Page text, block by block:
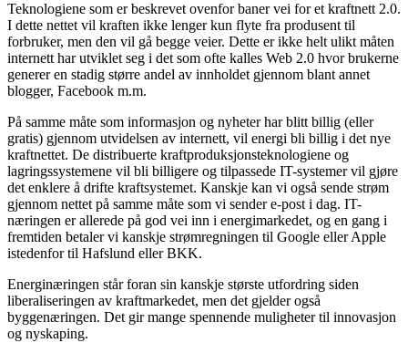
Teknologiene som er beskrevet ovenfor baner vei for et kraftnett 2.0.
I dette nettet vil kraften ikke lenger kun flyte fra produsent til
forbruker, men den vil gå begge veier. Dette er ikke helt ulikt måten
internett har utviklet seg i det som ofte kalles Web 2.0 hvor brukerne
generer en stadig større andel av innholdet gjennom blant annet
blogger, Facebook m.m.
På samme måte som informasjon og nyheter har blitt billig (eller
gratis) gjennom utvidelsen av internett, vil energi bli billig i det nye
kraftnettet. De distribuerte kraftproduksjonsteknologiene og
lagringssystemene vil bli billigere og tilpassede IT-systemer vil gjøre
det enklere å drifte kraftsystemet. Kanskje kan vi også sende strøm
gjennom nettet på samme måte som vi sender e-post i dag. IT-
næringen er allerede på god vei inn i energimarkedet, og en gang i
fremtiden betaler vi kanskje strømregningen til Google eller Apple
istedenfor til Hafslund eller BKK.
Energinæringen står foran sin kanskje største utfordring siden
liberaliseringen av kraftmarkedet, men det gjelder også
byggenæringen. Det gir mange spennende muligheter til innovasjon
og nyskaping.